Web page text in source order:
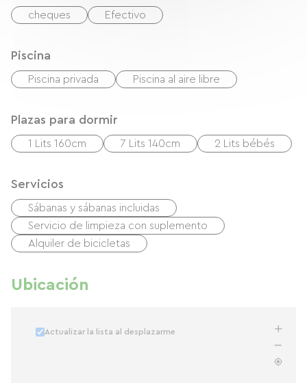
cheques Efectivo
Piscina
Piscina privada Piscina al aire libre
Plazas para dormir
1 Lits 160cm 7 Lits 140cm 2 Lits bébés
Servicios
Sábanas y sábanas incluidas
Servicio de limpieza con suplemento
Alquiler de bicicletas
Ubicación
Actualizar la lista al desplazarme